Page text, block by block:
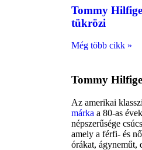
Tommy
tükrözi
Még több cikk »
Tommy
Az amerikai
márka a 80-as
népszerűsége
amely a férfi- és
órákat, ágyneműt,